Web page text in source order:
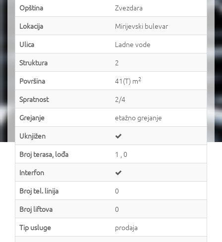
Opština
Zvezdara
Lokacija
Mirijevski bulevar
Ulica
Ladne vode
Struktura
2
Površina
41(T) m2
Spratnost
2/4
Grejanje
etažno grejanje
Uknjižen
Broj terasa, lođa
1 , 0
Interfon
Broj tel. linija
0
Broj liftova
0
Tip usluge
prodaja